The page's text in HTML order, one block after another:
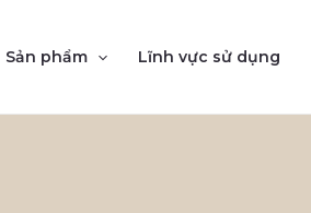
Sản phẩm Lĩnh vực sử dụng